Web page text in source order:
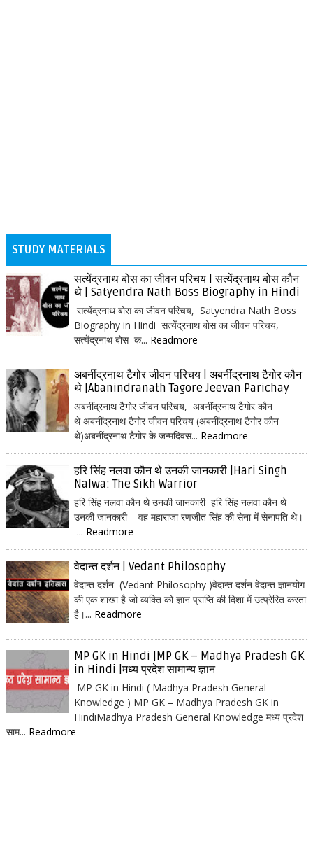
STUDY MATERIALS
सत्येंद्रनाथ बोस का जीवन परिचय | सत्येंद्रनाथ बोस कौन
थे | Satyendra Nath Boss Biography in Hindi
सत्येंद्रनाथ बोस का जीवन परिचय, Satyendra Nath Boss
Biography in Hindi सत्येंद्रनाथ बोस का जीवन परिचय,
सत्येंद्रनाथ बोस क... Readmore
अबनींद्रनाथ टैगोर जीवन परिचय | अबनींद्रनाथ टैगोर कौन
थे |Abanindranath Tagore Jeevan Parichay
अबनींद्रनाथ टैगोर जीवन परिचय, अबनींद्रनाथ टैगोर कौन
थे अबनींद्रनाथ टैगोर जीवन परिचय (अबनींद्रनाथ टैगोर कौन
थे)अबनींद्रनाथ टैगोर के जन्मदिवस... Readmore
हरि सिंह नलवा कौन थे उनकी जानकारी |Hari Singh
Nalwa: The Sikh Warrior
हरि सिंह नलवा कौन थे उनकी जानकारी हरि सिंह नलवा कौन थे
उनकी जानकारी वह महाराजा रणजीत सिंह की सेना में सेनापति थे।
... Readmore
वेदान्त दर्शन | Vedant Philosophy
वेदान्त दर्शन (Vedant Philosophy )वेदान्त दर्शन वेदान्त ज्ञानयोग
की एक शाखा है जो व्यक्ति को ज्ञान प्राप्ति की दिशा में उत्प्रेरित करता
है।... Readmore
MP GK in Hindi |MP GK – Madhya Pradesh GK
in Hindi |मध्य प्रदेश सामान्य ज्ञान
MP GK in Hindi ( Madhya Pradesh General
Knowledge ) MP GK – Madhya Pradesh GK in
HindiMadhya Pradesh General Knowledge मध्य प्रदेश
साम... Readmore